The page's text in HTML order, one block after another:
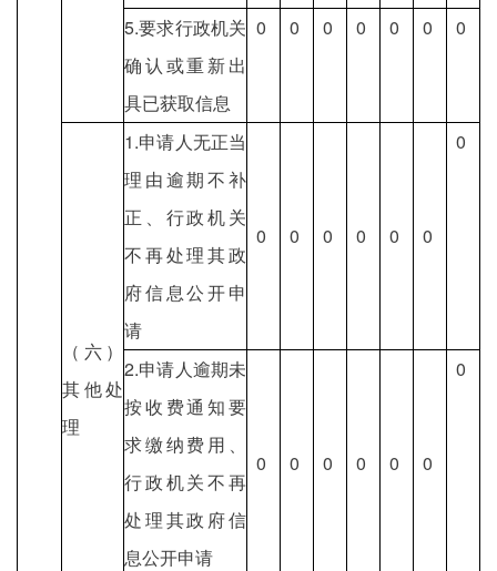
5.要求行政机关
确认或重新出
具已获取信息
0 0 0 0 0 0 0
（六）
其他处
理
1.申请人无正当
理由逾期不补
正、行政机关
不再处理其政
府信息公开申
请
0 0 0 0 0 0
0
2.申请人逾期未
按收费通知要
求缴纳费用、
行政机关不再
处理其政府信
息公开申请
0 0 0 0 0 0
0